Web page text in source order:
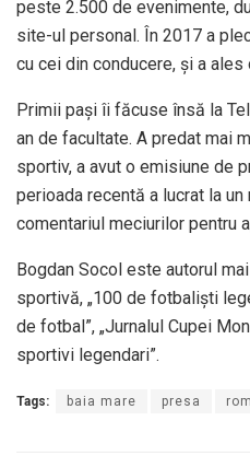
peste 2.500 de evenimente,
site-ul personal. În 2017 a
cu cei din conducere, și a
Primii pași îi făcuse însă la
an de facultate. A predat mai
sportiv, a avut o emisiune de
perioada recentă a lucrat la
comentariul meciurilor pentru
Bogdan Socol este autorul
sportivă, „100 de fotbaliști
de fotbal”, „Jurnalul Cupei
sportivi legendari”.
Tags: baia mare presa